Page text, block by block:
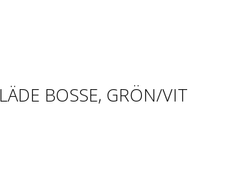
BOSSE, GRÖN/VIT